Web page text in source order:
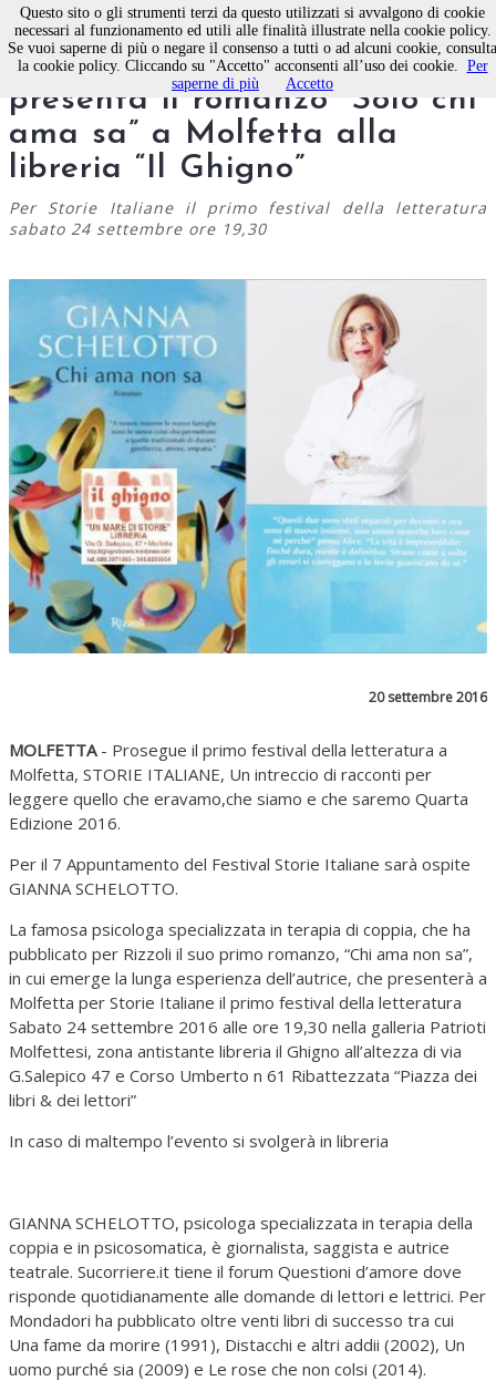
Molfetta, Gianna Schelotto
presenta il romanzo “Solo chi
ama sa” a Molfetta alla
libreria “Il Ghigno”
Per Storie Italiane il primo festival della letteratura
sabato 24 settembre ore 19,30
20 settembre 2016
MOLFETTA- Prosegue il primo festival della letteratura a
Molfetta, STORIE ITALIANE, Un intreccio di racconti per
leggere quello che eravamo,che siamo e che saremo Quarta
Edizione 2016.
Per il 7 Appuntamento del Festival Storie Italiane sarà ospite
GIANNA SCHELOTTO.
La famosa psicologa specializzata in terapia di coppia, che ha
pubblicato per Rizzoli il suo primo romanzo, “Chi ama non sa”,
in cui emerge la lunga esperienza dell’autrice, che presenterà a
Molfetta per Storie Italiane il primo festival della letteratura
Sabato 24 settembre 2016 alle ore 19,30 nella galleria Patrioti
Molfettesi, zona antistante libreria il Ghigno all’altezza di via
G.Salepico 47 e Corso Umberto n 61 Ribattezzata “Piazza dei
libri & dei lettori”
In caso di maltempo l’evento si svolgerà in libreria
GIANNA SCHELOTTO, psicologa specializzata in terapia della
coppia e in psicosomatica, è giornalista, saggista e autrice
teatrale. Sucorriere.it tiene il forum Questioni d’amore dove
risponde quotidianamente alle domande di lettori e lettrici. Per
Mondadori ha pubblicato oltre venti libri di successo tra cui
Una fame da morire (1991), Distacchi e altri addii (2002), Un
uomo purché sia (2009) e Le rose che non colsi (2014).
Questo sito o gli strumenti terzi da questo utilizzati si avvalgono di cookie
necessari al funzionamento ed utili alle finalità illustrate nella cookie policy.
Se vuoi saperne di più o negare il consenso a tutti o ad alcuni cookie, consulta
la cookie policy. Cliccando su "Accetto" acconsenti all’uso dei cookie. Per
saperne di più
Accetto